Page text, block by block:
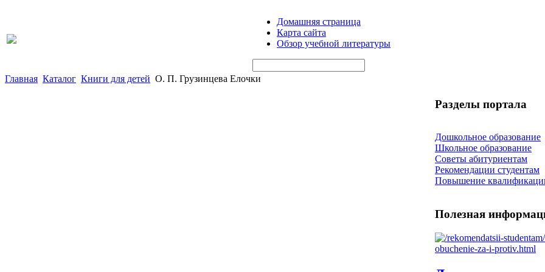
Домашняя страница
Карта сайта
Обзор учебной литературы
Главная Каталог Книги для детей О. П. Грузинцева Елочки
Разделы портала
Дошкольное образование
Школьное образование
Советы абитуриентам
Рекомендации студентам
Повышение
Полезная